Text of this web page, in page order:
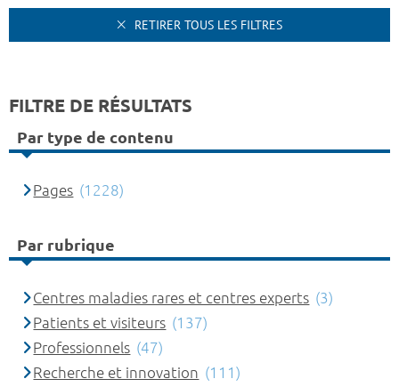
RETIRER TOUS LES FILTRES
FILTRE DE RÉSULTATS
Par type de contenu
Pages (1228)
Par rubrique
Centres maladies rares et centres experts (3)
Patients et visiteurs (137)
Professionnels (47)
Recherche et innovation (111)